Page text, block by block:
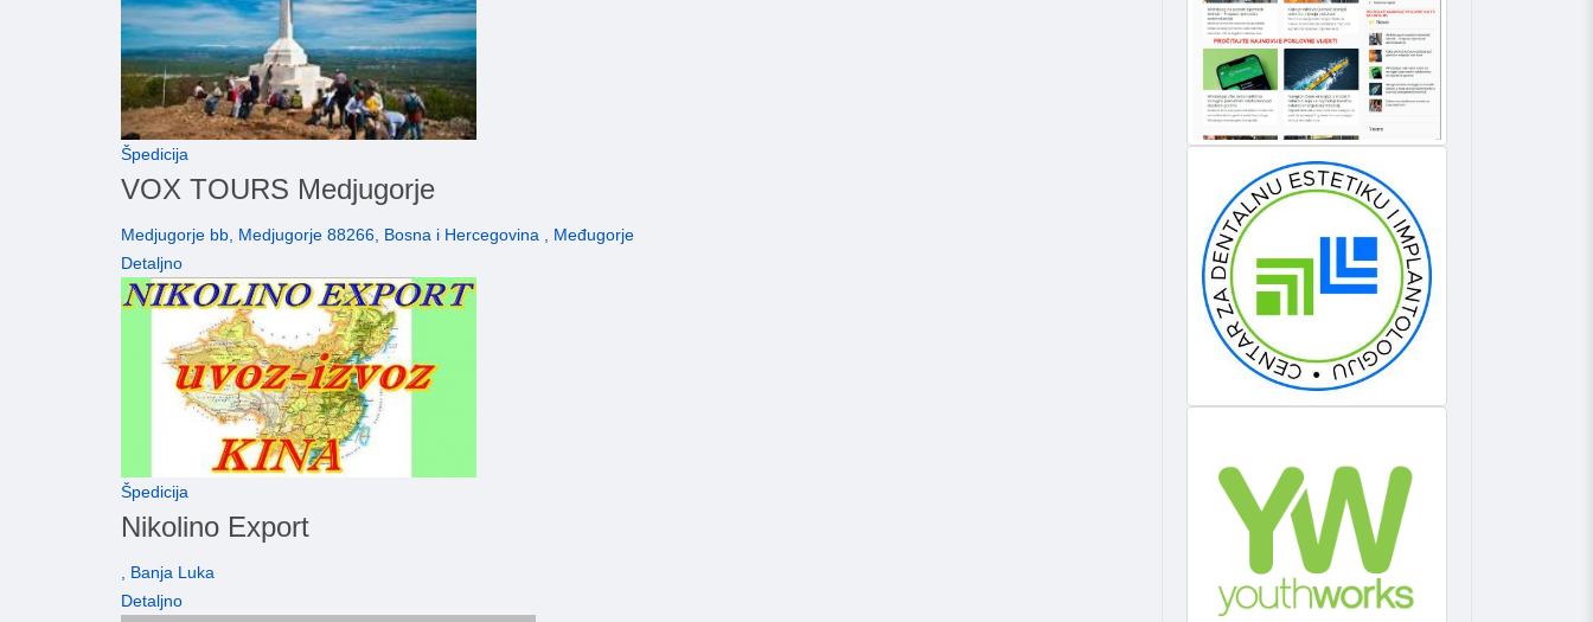
Špedicija
VOX TOURS Medjugorje
Medjugorje bb, Medjugorje 88266, Bosna i Hercegovina , Međugorje
Detaljno
Špedicija
Nikolino Export
, Banja Luka
Detaljno